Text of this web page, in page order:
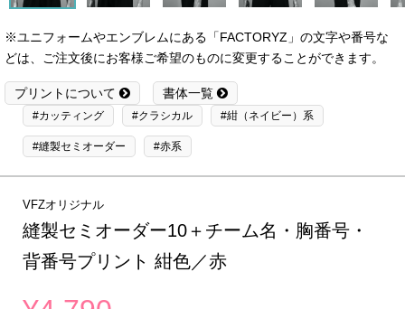
※ユニフォームやエンブレムにある「FACTORYZ」の文字や番号な
どは、ご注文後にお客様ご希望のものに変更することができます。
プリントについて 書体一覧
#カッティング #クラシカル #紺（ネイビー）系
#縫製セミオーダー #赤系
VFZオリジナル
縫製セミオーダー10＋チーム名・胸番号・
背番号プリント 紺色／赤